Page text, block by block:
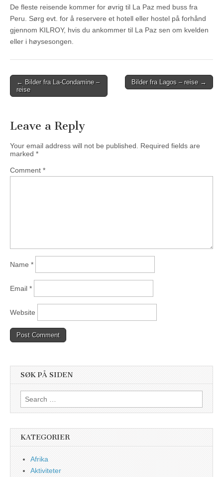
De fleste reisende kommer for øvrig til La Paz med buss fra
Peru. Sørg evt. for å reservere et hotell eller hostel på forhånd
gjennom KILROY, hvis du ankommer til La Paz sen om kvelden
eller i høysesongen.
Post
navigation
← Bilder fra La-Condamine –
reise
Bilder fra Lagos – reise →
Leave a Reply
Your email address will not be published.
Required fields are
marked *
Comment *
Name *
Email *
Website
SØK PÅ SIDEN
Search
for:
KATEGORIER
Afrika
Aktiviteter